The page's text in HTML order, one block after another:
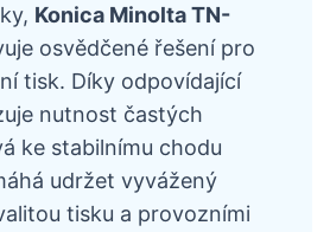
Konica Minolta TN-
osvědčené řešení pro
tisk. Díky odpovídající
nutnost častých
ke stabilnímu chodu
udržet vyvážený
tisku a provozními